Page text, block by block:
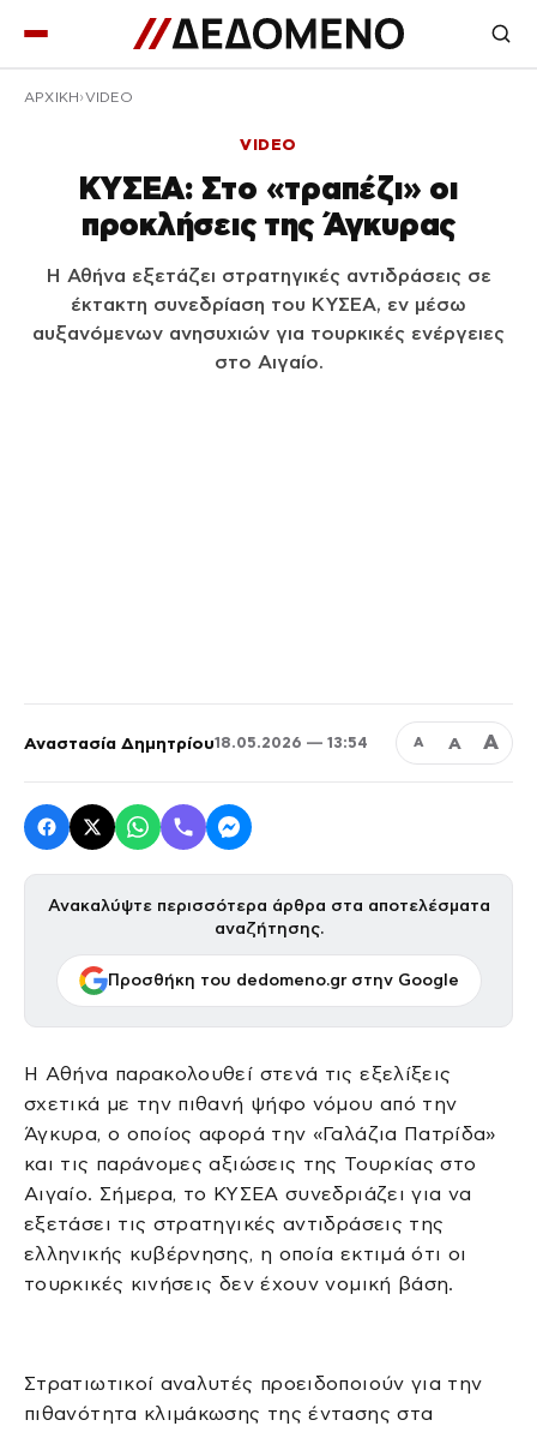
ΑΡΧΙΚΉ VIDEO
VIDEO
ΚΥΣΕΑ: Στο «τραπέζι» οι
προκλήσεις της Άγκυρας
Η Αθήνα εξετάζει στρατηγικές αντιδράσεις σε
έκτακτη συνεδρίαση του ΚΥΣΕΑ, εν μέσω
αυξανόμενων ανησυχιών για τουρκικές ενέργειες
στο Αιγαίο.
Αναστασία Δημητρίου18.05.2026 — 13:54 Α Α Α
Ανακαλύψτε περισσότερα άρθρα στα αποτελέσματα
αναζήτησης.
Προσθήκη του dedomeno.gr στην Google
Η Αθήνα παρακολουθεί στενά τις εξελίξεις
σχετικά με την πιθανή ψήφο νόμου από την
Άγκυρα, ο οποίος αφορά την «Γαλάζια Πατρίδα»
και τις παράνομες αξιώσεις της Τουρκίας στο
Αιγαίο. Σήμερα, το ΚΥΣΕΑ συνεδριάζει για να
εξετάσει τις στρατηγικές αντιδράσεις της
ελληνικής κυβέρνησης, η οποία εκτιμά ότι οι
τουρκικές κινήσεις δεν έχουν νομική βάση.
Στρατιωτικοί αναλυτές προειδοποιούν για την
πιθανότητα κλιμάκωσης της έντασης στα